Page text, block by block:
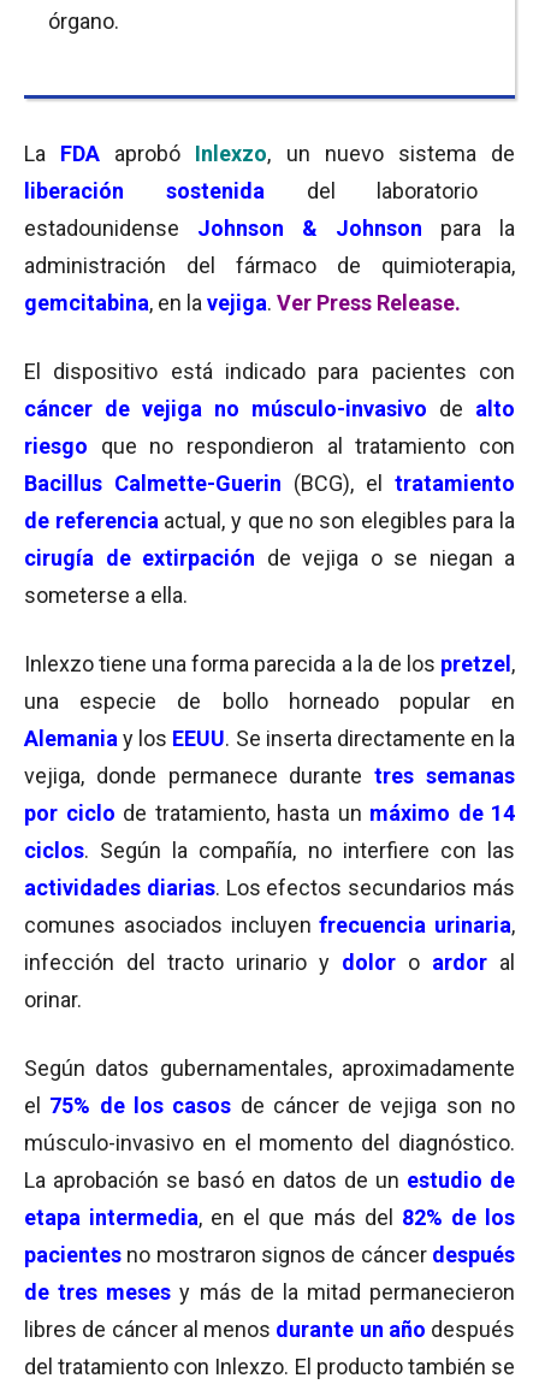
órgano.
La FDA aprobó Inlexzo, un nuevo sistema de
liberación sostenida
del laboratorio
estadounidense Johnson & Johnson para la
administración del fármaco de quimioterapia,
gemcitabina, en la vejiga. Ver Press Release.
El dispositivo está indicado para pacientes con
cáncer de vejiga no músculo-invasivo de alto
riesgo
que no respondieron al tratamiento con
Bacillus Calmette-Guerin (BCG), el tratamiento
de referencia actual, y que no son elegibles para la
cirugía de extirpación de vejiga o se niegan a
someterse a ella.
Inlexzo tiene una forma parecida a la de los pretzel ,
una especie de bollo horneado popular en
Alemania y los EEUU. Se inserta directamente en la
vejiga, donde permanece durantetres semanas
por ciclo de tratamiento, hasta un máximo de 14
ciclos. Según la compañía, no interfiere con las
actividades diarias. Los efectos secundarios más
comunes asociados incluyen frecuencia urinaria,
infección del tracto urinario y dolor o ardor al
orinar.
Según datos gubernamentales, aproximadamente
el
75% de los casos de cáncer de vejiga son no
músculo-invasivo en el momento del diagnóstico.
La aprobación se basó en datos de un estudio de
etapa intermedia, en el que más del
82% de los
pacientes no mostraron signos de cáncer después
de tres meses y más de la mitad permanecieron
libres de cáncer al menos durante un año después
del tratamiento con Inlexzo. El producto también se